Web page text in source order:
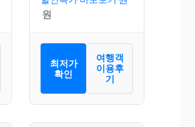
최저가
확인
여행객
이용후
기